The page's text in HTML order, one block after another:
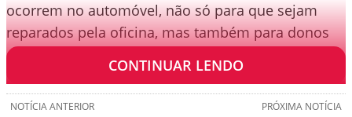
ocorrem no automóvel, não só para que sejam
reparados pela oficina, mas também para donos
de veículos.
CONTINUAR LENDO
PRÓXIMA NOTÍCIA
NOTÍCIA ANTERIOR